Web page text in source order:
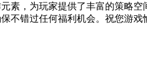
素，为玩家提供了丰富的策略
不错过任何福利机会。祝您游戏